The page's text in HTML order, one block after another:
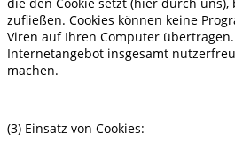
zufließen. Cookies können keine
Viren auf Ihren Computer
Internetangebot insgesamt
machen.
(3) Einsatz von Cookies: